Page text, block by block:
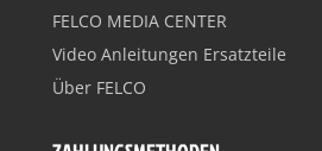
FELCO MEDIA CENTER
Video Anleitungen Ersatzteile
Über FELCO